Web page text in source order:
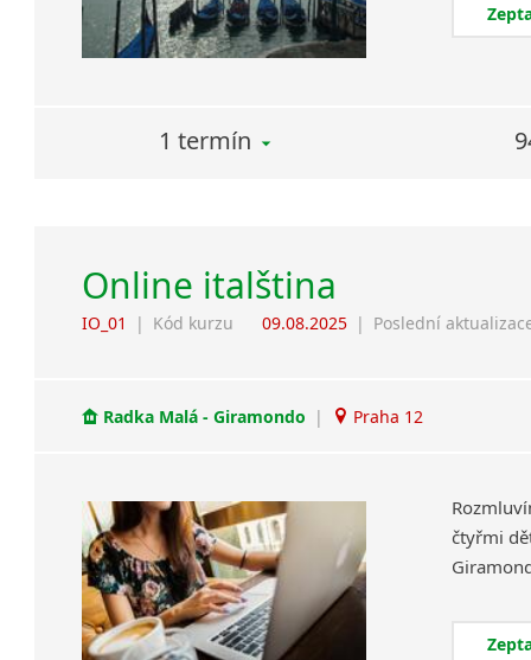
1 termín
Online italština
IO_01 | Kód kurzu 09.08.2025 | Poslední
Radka Malá - Giramondo | Praha 12
čtyřmi